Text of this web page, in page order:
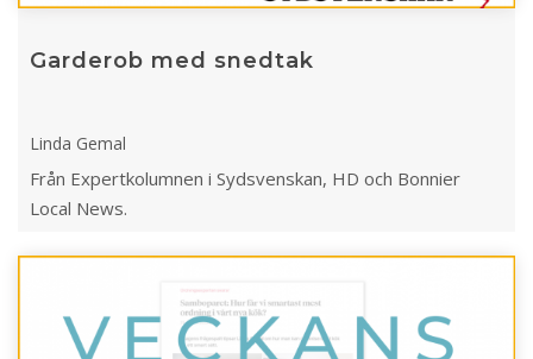
Garderob med snedtak
Linda Gemal
Från Expertkolumnen i Sydsvenskan, HD och Bonnier
Local News.